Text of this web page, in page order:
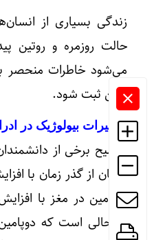
زندگی بسیاری از
حالت روزمره و روتین
می‌شود خاطرات منحصر
ذهن ثبت شود.
*تغییرات بیولوژیک در
توضیح برخی از
انسان از گذر زمان با
دوپامین در مغز با
در حالی است که